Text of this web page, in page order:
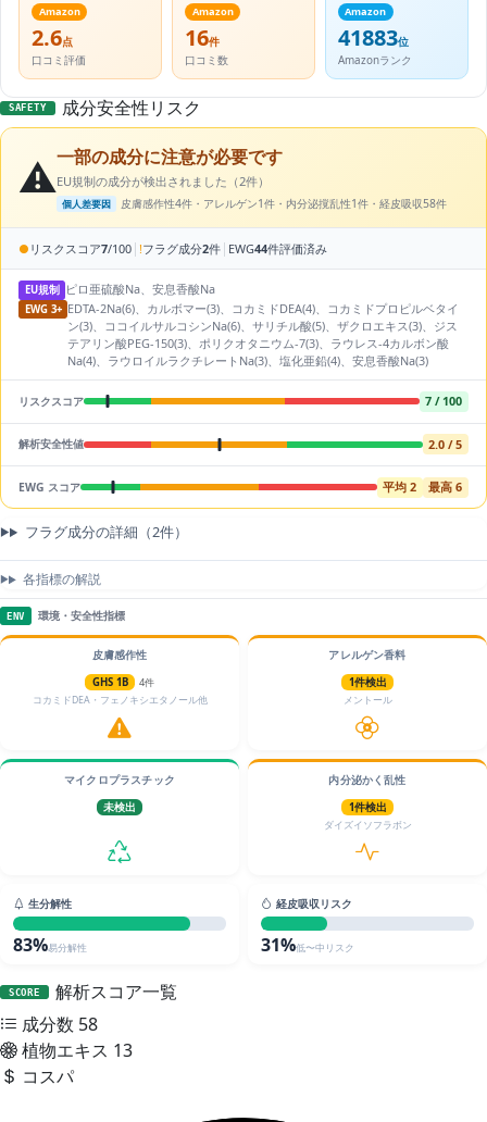
Amazon
2.6点
口コミ評価
Amazon
16件
口コミ数
Amazon
41883位
Amazonランク
SAFETY 成分安全性リスク
⚠️一部の成分に注意が必要です
EU規制の成分が検出されました（2件）
個人差要因 皮膚感作性4件・アレルゲン1件・内分泌撹乱性1件・経皮吸収58件
● リスクスコア7/100 | !フラグ成分2件 | EWG44件評価済み
EU規制 ピロ亜硫酸Na、安息香酸Na
EWG 3+ EDTA-2Na(6)、カルボマー(3)、コカミドDEA(4)、コカミドプロピルベタイ
ン(3)、ココイルサルコシンNa(6)、サリチル酸(5)、ザクロエキス(3)、ジス
テアリン酸PEG-150(3)、ポリクオタニウム-7(3)、ラウレス-4カルボン酸
Na(4)、ラウロイルラクチレートNa(3)、塩化亜鉛(4)、安息香酸Na(3)
リスクスコア 7 / 100
解析安全性値 2.0 / 5
EWG スコア 平均 2 最高 6
フラグ成分の詳細（2件）
各指標の解説
ENV 環境・安全性指標
皮膚感作性
GHS 1B
4件
コカミドDEA・フェノキシエタノール他
アレルゲン香料
1件検出
メントール
マイクロプラスチック
未検出
内分泌かく乱性
1件検出
ダイズイソフラボン
生分解性
83%易分解性
経皮吸収リスク
31%低〜中リスク
SCORE
解析スコア一覧
成分数 58
植物エキス 13
コスパ